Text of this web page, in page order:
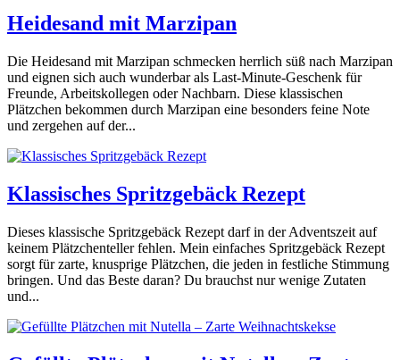
Heidesand mit Marzipan
Die Heidesand mit Marzipan schmecken herrlich süß nach Marzipan
und eignen sich auch wunderbar als Last-Minute-Geschenk für
Freunde, Arbeitskollegen oder Nachbarn. Diese klassischen
Plätzchen bekommen durch Marzipan eine besonders feine Note
und zergehen auf der...
Klassisches Spritzgebäck Rezept
Dieses klassische Spritzgebäck Rezept darf in der Adventszeit auf
keinem Plätzchenteller fehlen. Mein einfaches Spritzgebäck Rezept
sorgt für zarte, knusprige Plätzchen, die jeden in festliche Stimmung
bringen. Und das Beste daran? Du brauchst nur wenige Zutaten
und...